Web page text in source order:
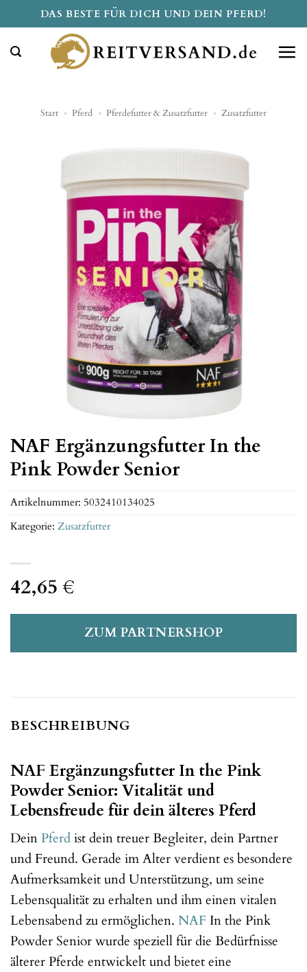
Inhalt
springen
DAS BESTE FÜR DICH UND DEIN PFERD!
Start » Pferd » Pferdefutter & Zusatzfutter » Zusatzfutter
NAF Ergänzungsfutter In the
Pink Powder Senior
42,65 €
ZUM PARTNERSHOP
Artikelnummer: 5032410134025
Kategorie: Zusatzfutter
BESCHREIBUNG
NAF Ergänzungsfutter In the Pink
Powder Senior: Vitalität und
Lebensfreude für dein älteres Pferd
DeinPferdist dein treuer Begleiter, dein Partner
und Freund. Gerade im Alter verdient es besondere
Aufmerksamkeit und Unterstützung, um seine
Lebensqualität zu erhalten und ihm einen vitalen
Lebensabend zu ermöglichen. NAF In the Pink
Powder Senior wurde speziell für die Bedürfnisse
älterer Pferde entwickelt und bietet eine